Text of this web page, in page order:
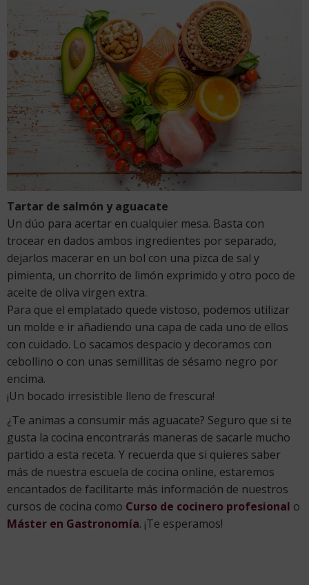
Tartar de salmón y aguacate
Un dúo para acertar en cualquier mesa. Basta con
trocear en dados ambos ingredientes por separado,
dejarlos macerar en un bol con una pizca de sal y
pimienta, un chorrito de limón exprimido y otro poco de
aceite de oliva virgen extra.
Para que el emplatado quede vistoso, podemos utilizar
un molde e ir añadiendo una capa de cada uno de ellos
con cuidado. Lo sacamos despacio y decoramos con
cebollino o con unas semillitas de sésamo negro por
encima.
¡Un bocado irresistible lleno de frescura!
¿Te animas a consumir más aguacate? Seguro que si te
gusta la cocina encontrarás maneras de sacarle mucho
partido a esta receta. Y recuerda que si quieres saber
más de nuestra escuela de cocina online, estaremos
encantados de facilitarte más información de nuestros
cursos de cocina como Curso de cocinero profesional o
Máster en Gastronomía. ¡Te esperamos!